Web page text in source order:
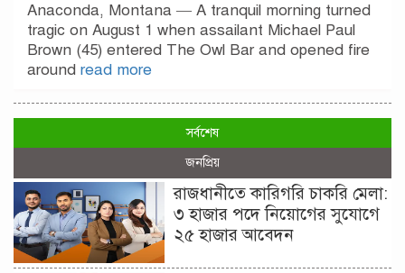
Anaconda, Montana — A tranquil morning turned
tragic on August 1 when assailant Michael Paul
Brown (45) entered The Owl Bar and opened fire
around read more
সর্বশেষ
জনপ্রিয়
রাজধানীতে কারিগরি চাকরি মেলা:
৩ হাজার পদে নিয়োগের সুযোগে
২৫ হাজার আবেদন